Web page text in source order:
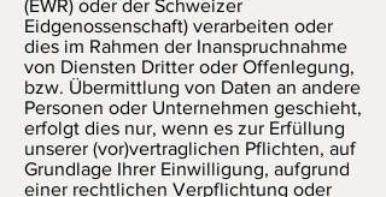
(EWR) oder der Schweizer
Eidgenossenschaft) verarbeiten oder
dies im Rahmen der Inanspruchnahme
von Diensten Dritter oder Offenlegung,
bzw. Übermittlung von Daten an andere
Personen oder Unternehmen geschieht,
erfolgt dies nur, wenn es zur Erfüllung
unserer (vor)vertraglichen Pflichten, auf
Grundlage Ihrer Einwilligung, aufgrund
einer rechtlichen Verpflichtung oder